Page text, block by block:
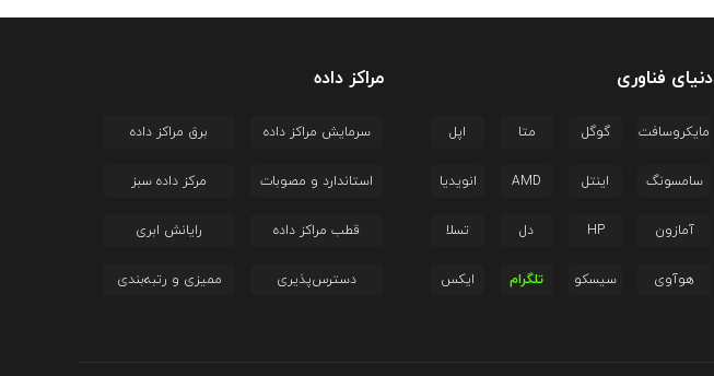
دنیای فناوری
مایکروسافت گوگل متا اپل
سامسونگ اینتل AMD انویدیا
آمازون HP دل تسلا
هوآوی سیسکو تلگرام ایکس
مراکز داده
سرمایش مراکز داده برق مراکز داده
استاندارد و مصوبات مرکز داده سبز
قطب مراکز داده رایانش ابری
دسترس‌پذیری ممیزی و رتبه‌بندی